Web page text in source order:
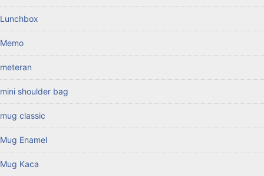
Lunchbox
Memo
meteran
mini shoulder bag
mug classic
Mug Enamel
Mug Kaca